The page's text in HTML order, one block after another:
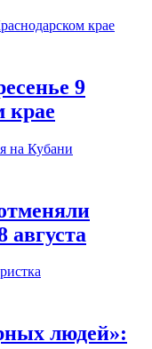
9
крае
августа
людей»: